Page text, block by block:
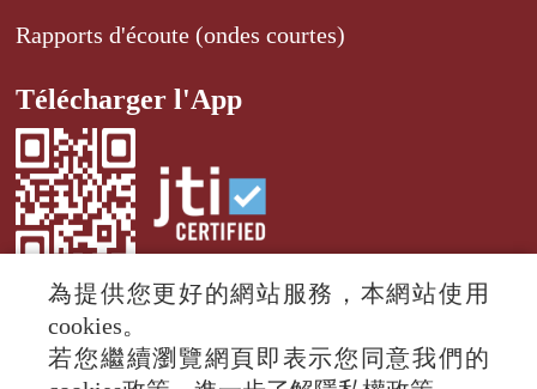
Rapports d'écoute (ondes courtes)
Télécharger l'App
© 2024 RTI (Radio Taiwan International).
為提供您更好的網站服務，本網站使用
cookies。
若您繼續瀏覽網頁即表示您同意我們的